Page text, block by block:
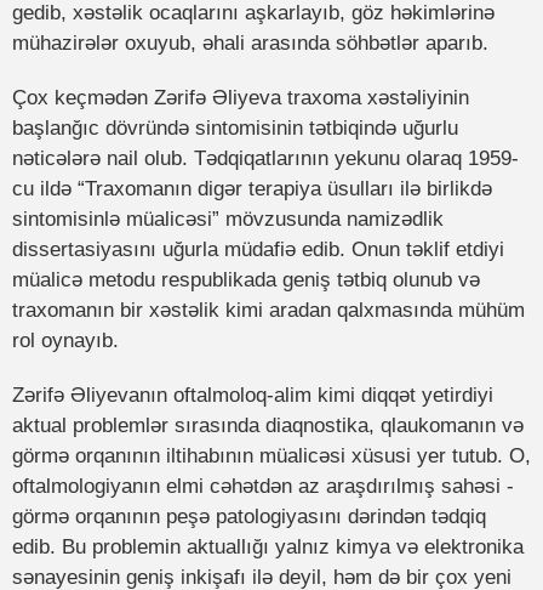
gedib, xəstəlik ocaqlarını aşkarlayıb, göz həkimlərinə
mühazirələr oxuyub, əhali arasında söhbətlər aparıb.
Çox keçmədən Zərifə Əliyeva traxoma xəstəliyinin
başlanğıc dövründə sintomisinin tətbiqində uğurlu
nəticələrə nail olub. Tədqiqatlarının yekunu olaraq 1959-
cu ildə “Traxomanın digər terapiya üsulları ilə birlikdə
sintomisinlə müalicəsi” mövzusunda namizədlik
dissertasiyasını uğurla müdafiə edib. Onun təklif etdiyi
müalicə metodu respublikada geniş tətbiq olunub və
traxomanın bir xəstəlik kimi aradan qalxmasında mühüm
rol oynayıb.
Zərifə Əliyevanın oftalmoloq-alim kimi diqqət yetirdiyi
aktual problemlər sırasında diaqnostika, qlaukomanın və
görmə orqanının iltihabının müalicəsi xüsusi yer tutub. O,
oftalmologiyanın elmi cəhətdən az araşdırılmış sahəsi -
görmə orqanının peşə patologiyasını dərindən tədqiq
edib. Bu problemin aktuallığı yalnız kimya və elektronika
sənayesinin geniş inkişafı ilə deyil, həm də bir çox yeni